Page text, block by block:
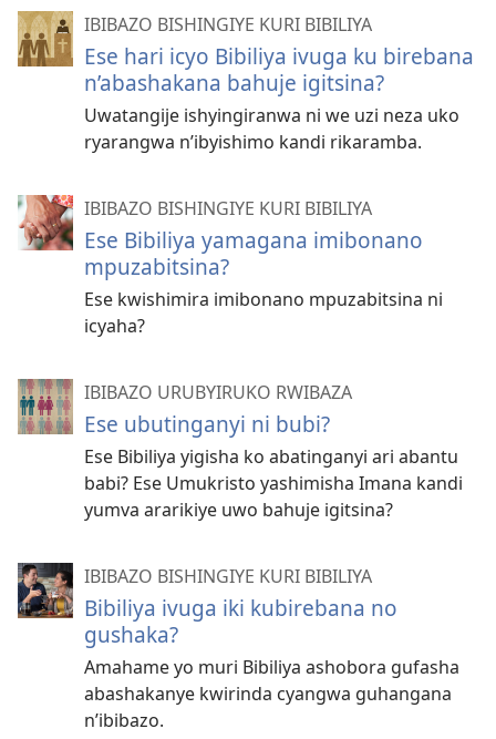
IBIBAZO BISHINGIYE KURI BIBILIYA
Ese hari icyo Bibiliya ivuga ku birebana
n’abashakana bahuje igitsina?
Uwatangije ishyingiranwa ni we uzi neza uko
ryarangwa n’ibyishimo kandi rikaramba.
IBIBAZO BISHINGIYE KURI BIBILIYA
Ese Bibiliya yamagana imibonano
mpuzabitsina?
Ese kwishimira imibonano mpuzabitsina ni
icyaha?
IBIBAZO URUBYIRUKO RWIBAZA
Ese ubutinganyi ni bubi?
Ese Bibiliya yigisha ko abatinganyi ari abantu
babi? Ese Umukristo yashimisha Imana kandi
yumva ararikiye uwo bahuje igitsina?
IBIBAZO BISHINGIYE KURI BIBILIYA
Bibiliya ivuga iki kubirebana no
gushaka?
Amahame yo muri Bibiliya ashobora gufasha
abashakanye kwirinda cyangwa guhangana
n’ibibazo.